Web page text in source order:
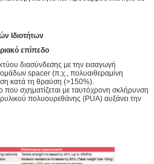
Ιδιοτήτων
επίπεδο
διασύνδεσης με την εισαγωγή
spacer (π.χ., πολυαιθεραμίνη
κατά τη θραύση (>150%).
που σχηματίζεται με ταυτόχρονη σκλήρυνση
πολυουρεθάνης (PUA) αυξάνει την